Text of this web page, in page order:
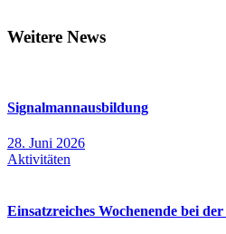
Weitere News
Signalmannausbildung
28. Juni 2026
Aktivitäten
Einsatzreiches Wochenende bei